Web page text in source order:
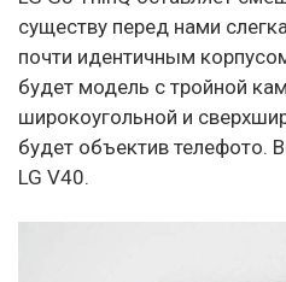
существу перед нами
почти идентичным
будет модель с тройной
широкоугольной и
будет объектив телефото.
LG V40.